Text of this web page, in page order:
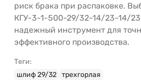
риск брака при распаковке.
КГУ-3-1-500-29/32-14/23-14/23
надежный инструмент для
эффективного производства.
Теги:
шлиф 29/32 трехгорлая